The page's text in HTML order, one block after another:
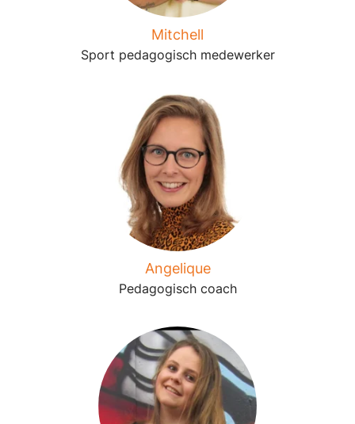
Mitchell
Sport pedagogisch medewerker
Angelique
Pedagogisch coach